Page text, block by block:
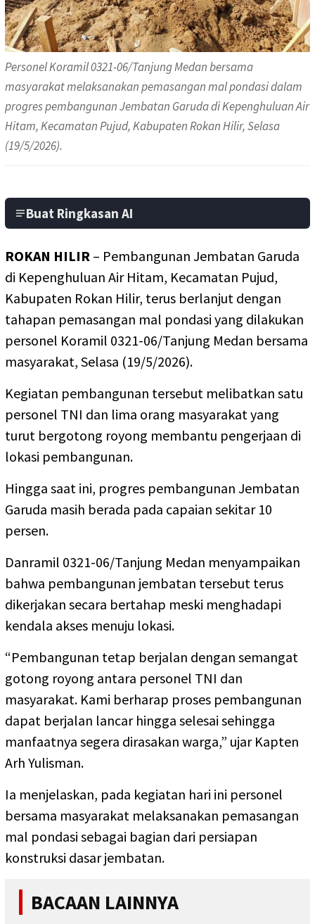
Personel Koramil 0321-06/Tanjung Medan bersama
masyarakat melaksanakan pemasangan mal pondasi dalam
progres pembangunan Jembatan Garuda di Kepenghuluan Air
Hitam, Kecamatan Pujud, Kabupaten Rokan Hilir, Selasa
(19/5/2026).
Buat Ringkasan AI
ROKAN HILIR – Pembangunan Jembatan Garuda
di Kepenghuluan Air Hitam, Kecamatan Pujud,
Kabupaten Rokan Hilir, terus berlanjut dengan
tahapan pemasangan mal pondasi yang dilakukan
personel Koramil 0321-06/Tanjung Medan bersama
masyarakat, Selasa (19/5/2026).
Kegiatan pembangunan tersebut melibatkan satu
personel TNI dan lima orang masyarakat yang
turut bergotong royong membantu pengerjaan di
lokasi pembangunan.
Hingga saat ini, progres pembangunan Jembatan
Garuda masih berada pada capaian sekitar 10
persen.
Danramil 0321-06/Tanjung Medan menyampaikan
bahwa pembangunan jembatan tersebut terus
dikerjakan secara bertahap meski menghadapi
kendala akses menuju lokasi.
“Pembangunan tetap berjalan dengan semangat
gotong royong antara personel TNI dan
masyarakat. Kami berharap proses pembangunan
dapat berjalan lancar hingga selesai sehingga
manfaatnya segera dirasakan warga,” ujar Kapten
Arh Yulisman.
Ia menjelaskan, pada kegiatan hari ini personel
bersama masyarakat melaksanakan pemasangan
mal pondasi sebagai bagian dari persiapan
konstruksi dasar jembatan.
BACAAN LAINNYA